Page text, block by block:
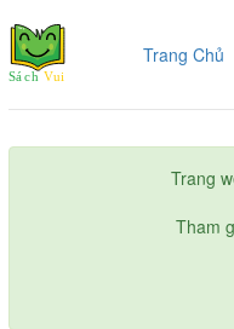
Trang Chủ
Trang
Tham